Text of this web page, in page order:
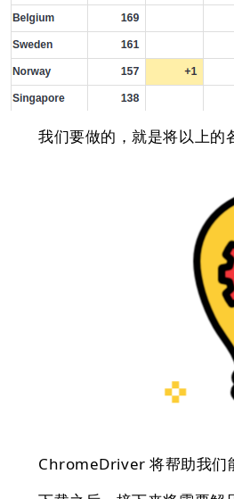
我们要做的，就是将以上的各
ChromeDriver 将帮助我们能